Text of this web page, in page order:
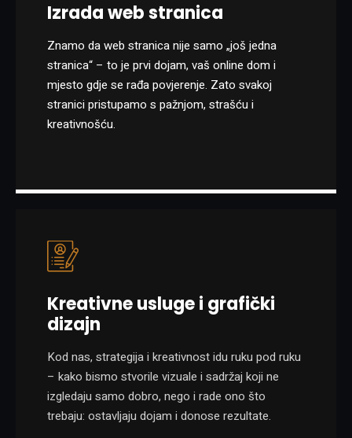
Izrada web stranica
Znamo da web stranica nije samo „još jedna
stranica“ – to je prvi dojam, vaš online dom i
mjesto gdje se rađa povjerenje. Zato svakoj
stranici pristupamo s pažnjom, strašću i
kreativnošću.
Kreativne usluge i grafički
dizajn
Kod nas, strategija i kreativnost idu ruku pod ruku
– kako bismo stvorile vizuale i sadržaj koji ne
izgledaju samo dobro, nego i rade ono što
trebaju: ostavljaju dojam i donose rezultate.